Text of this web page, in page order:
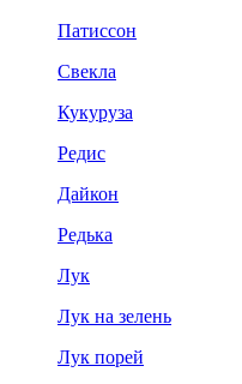
Патиссон
Свекла
Кукуруза
Редис
Дайкон
Редька
Лук
Лук на зелень
Лук порей